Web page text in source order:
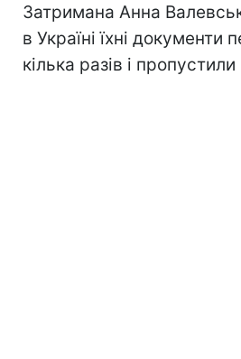
Затримана Анна
в Україні їхні документи
кілька разів і пропустили